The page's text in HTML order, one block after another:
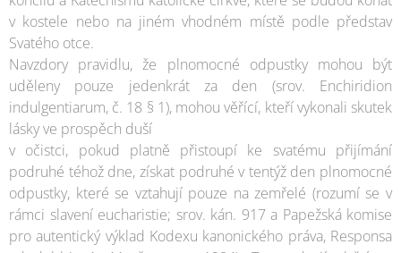
v kostele nebo na jiném vhodném místě podle představ
Svatého otce.
Navzdory pravidlu, že plnomocné odpustky mohou být
uděleny pouze jedenkrát za den (srov. Enchiridion
indulgentiarum, č. 18 § 1), mohou věřící, kteří vykonali skutek
lásky ve prospěch duší
v očistci, pokud platně přistoupí ke svatému přijímání
podruhé téhož dne, získat podruhé v tentýž den plnomocné
odpustky, které se vztahují pouze na zemřelé (rozumí se v
rámci slavení eucharistie; srov. kán. 917 a Papežská komise
pro autentický výklad Kodexu kanonického práva, Responsa